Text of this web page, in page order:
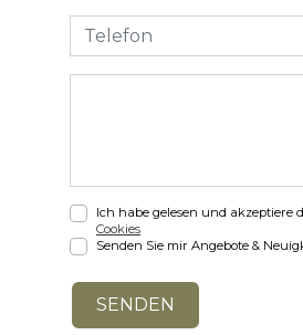
Ich habe gelesen und akzeptiere
Cookies
Senden Sie mir Angebote &